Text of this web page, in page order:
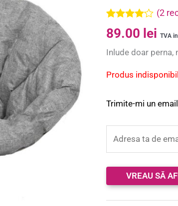
Evaluat la
4.00din 5
2
evaluări
clienți
(2
89.00 lei TVA
Inlude doar perna,
Produs indisponibil
Trimite-mi un